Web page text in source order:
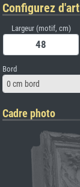
Configurez d'art
Largeur (motif, cm)
Bord
0 cm bord
Cadre photo